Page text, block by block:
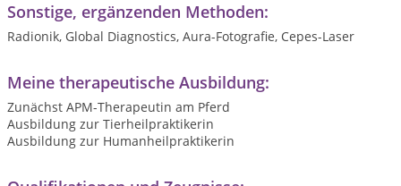
Sonstige, ergänzenden Methoden:
Radionik, Global Diagnostics, Aura-Fotografie, Cepes-Laser
Meine therapeutische Ausbildung:
Zunächst APM-Therapeutin am Pferd
Ausbildung zur Tierheilpraktikerin
Ausbildung zur Humanheilpraktikerin